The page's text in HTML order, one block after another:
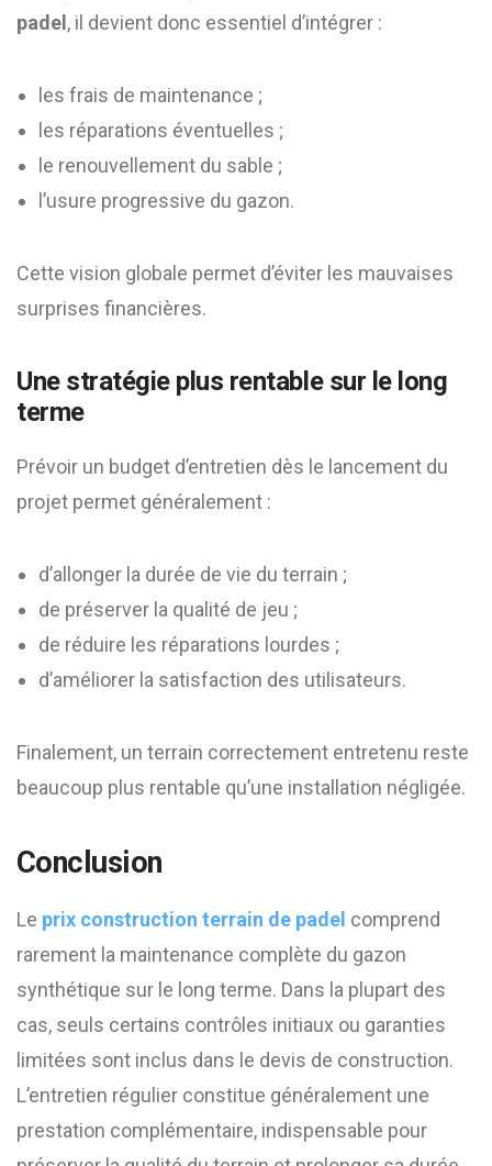
padel , il devient donc essentiel d’intégrer :
les frais de maintenance ;
les réparations éventuelles ;
le renouvellement du sable ;
l’usure progressive du gazon.
Cette vision globale permet d’éviter les mauvaises
surprises financières.
Une stratégie plus rentable sur le long
terme
Prévoir un budget d’entretien dès le lancement du
projet permet généralement :
d’allonger la durée de vie du terrain ;
de préserver la qualité de jeu ;
de réduire les réparations lourdes ;
d’améliorer la satisfaction des utilisateurs.
Finalement, un terrain correctement entretenu reste
beaucoup plus rentable qu’une installation négligée.
Conclusion
Le prix construction terrain de padel comprend
rarement la maintenance complète du gazon
synthétique sur le long terme. Dans la plupart des
cas, seuls certains contrôles initiaux ou garanties
limitées sont inclus dans le devis de construction.
L’entretien régulier constitue généralement une
prestation complémentaire, indispensable pour